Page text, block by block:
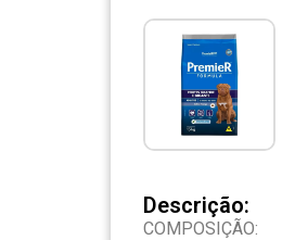
Descrição:
COMPOSIÇÃO: